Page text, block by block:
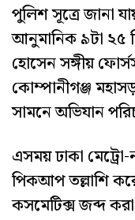
পুলিশ সূত্রে জানা
আনুমানিক ৯টা ২৫
হোসেন সঙ্গীয়
কোম্পানীগঞ্জ
সামনে অভিযান
এসময় ঢাকা
পিকআপ তল্লাশি
কসমেটিক্স জব্দ